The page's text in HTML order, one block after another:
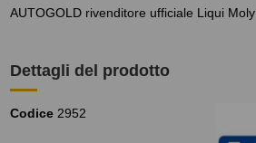
AUTOGOLD rivenditore ufficiale Liqui Moly
Dettagli del prodotto
Codice 2952